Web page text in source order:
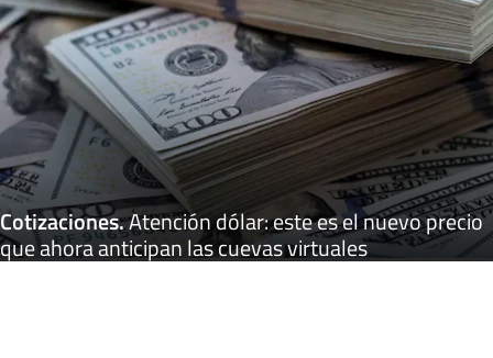
Cotizaciones.Atención dólar: este es el nuevo precio
que ahora anticipan las cuevas virtuales